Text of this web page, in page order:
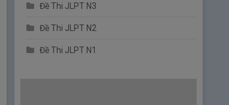
Đề Thi JLPT N3
Đề Thi JLPT N2
Đề Thi JLPT N1